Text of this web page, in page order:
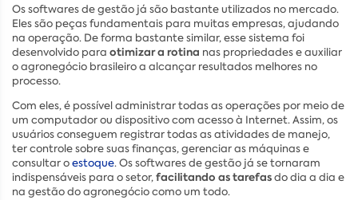
Os softwares de gestão já são bastante utilizados no mercado.
Eles são peças fundamentais para muitas empresas, ajudando
na operação. De forma bastante similar, esse sistema foi
desenvolvido para otimizar a rotina nas propriedades e auxiliar
o agronegócio brasileiro a alcançar resultados melhores no
processo.
Com eles, é possível administrar todas as operações por meio de
um computador ou dispositivo com acesso à Internet. Assim, os
usuários conseguem registrar todas as atividades de manejo,
ter controle sobre suas finanças, gerenciar as máquinas e
consultar oestoque. Os softwares de gestão já se tornaram
indispensáveis para o setor,facilitando as tarefasdo dia a dia e
na gestão do agronegócio como um todo.